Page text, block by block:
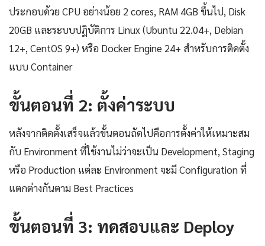
ประกอบด้วย CPU อย่างน้อย 2 cores, RAM 4GB ขึ้นไป, Disk
20GB และระบบปฏิบัติการ Linux (Ubuntu 22.04+, Debian
12+, CentOS 9+) หรือ Docker Engine 24+ สำหรับการติดตั้ง
แบบ Container
ขั้นตอนที่ 2: ตั้งค่าระบบ
หลังจากติดตั้งเสร็จแล้วขั้นตอนถัดไปคือการตั้งค่าให้เหมาะสม
กับ Environment ที่ใช้งานไม่ว่าจะเป็น Development, Staging
หรือ Production แต่ละ Environment จะมี Configuration ที่
แตกต่างกันตาม Best Practices
ขั้นตอนที่ 3: ทดสอบและ Deploy